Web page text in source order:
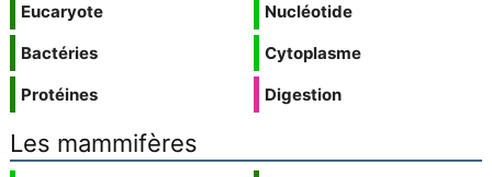
Eucaryote
Bactéries
Protéines
Nucléotide
Cytoplasme
Digestion
Les mammifères